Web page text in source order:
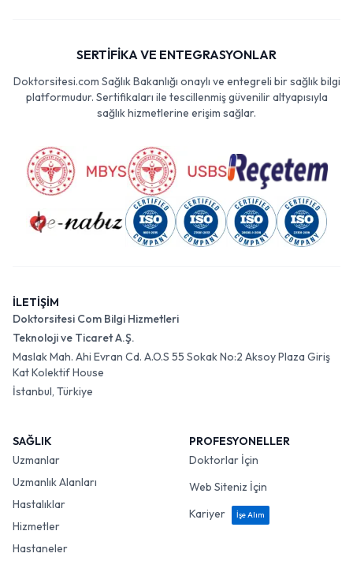
SERTİFİKA VE ENTEGRASYONLAR
Doktorsitesi.com Sağlık Bakanlığı onaylı ve entegreli bir sağlık bilgi
platformudur. Sertifikaları ile tescillenmiş güvenilir altyapısıyla
sağlık hizmetlerine erişim sağlar.
İLETİŞİM
Doktorsitesi Com Bilgi Hizmetleri
Teknoloji ve Ticaret A.Ş.
Maslak Mah. Ahi Evran Cd. A.O.S 55 Sokak No:2 Aksoy Plaza Giriş
Kat Kolektif House
İstanbul, Türkiye
SAĞLIK
Uzmanlar
Uzmanlık Alanları
Hastalıklar
Hizmetler
Hastaneler
PROFESYONELLER
Doktorlar İçin
Web Siteniz İçin
Kariyer
İşe Alım